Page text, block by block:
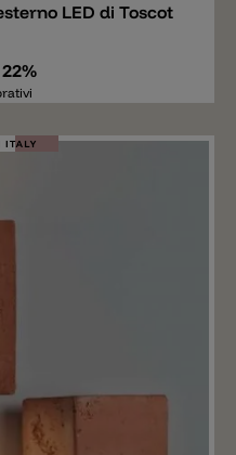
LED di Toscot
22%